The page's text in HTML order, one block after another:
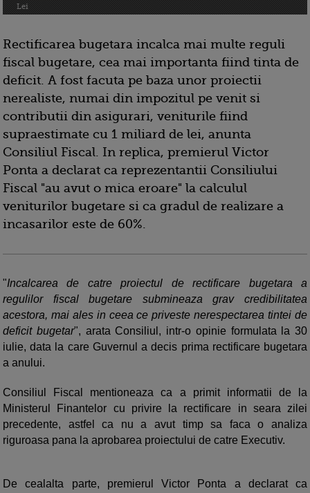
Lei
Rectificarea bugetara incalca mai multe reguli
fiscal bugetare, cea mai importanta fiind tinta de
deficit. A fost facuta pe baza unor proiectii
nerealiste, numai din impozitul pe venit si
contributii din asigurari, veniturile fiind
supraestimate cu 1 miliard de lei, anunta
Consiliul Fiscal. In replica, premierul Victor
Ponta a declarat ca reprezentantii Consiliului
Fiscal "au avut o mica eroare" la calculul
veniturilor bugetare si ca gradul de realizare a
incasarilor este de 60%.
"Incalcarea de catre proiectul de rectificare bugetara a
regulilor fiscal bugetare submineaza grav credibilitatea
acestora, mai ales in ceea ce priveste nerespectarea tintei de
deficit bugetar", arata Consiliul, intr-o opinie formulata la 30
iulie, data la care Guvernul a decis prima rectificare bugetara
a anului.
Consiliul Fiscal mentioneaza ca a primit informatii de la
Ministerul Finantelor cu privire la rectificare in seara zilei
precedente, astfel ca nu a avut timp sa faca o analiza
riguroasa pana la aprobarea proiectului de catre Executiv.
De cealalta parte, premierul Victor Ponta a declarat ca